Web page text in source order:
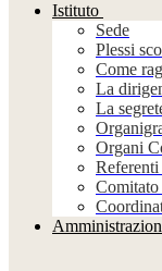
Istituto
Sede
Plessi
Come
La
La
Organi
Referenti